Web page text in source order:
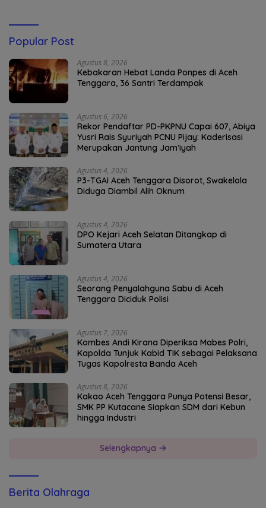
Popular Post
Agustus 8, 2026
Kebakaran Hebat Landa Ponpes di Aceh
Tenggara, 36 Santri Terdampak
Agustus 6, 2026
Rekor Pendaftar PD-PKPNU Capai 607, Abiya
Yusri Rais Syuriyah PCNU Pijay: Kaderisasi
Merupakan Jantung Jam’iyah
Agustus 4, 2026
P3-TGAI Aceh Tenggara Disorot, Swakelola
Diduga Diambil Alih Oknum
Agustus 4, 2026
DPO Kejari Aceh Selatan Ditangkap di
Sumatera Utara
Agustus 4, 2026
Seorang Penyalahguna Sabu di Aceh
Tenggara Diciduk Polisi
Agustus 7, 2026
Kombes Andi Kirana Diperiksa Mabes Polri,
Kapolda Tunjuk Kabid TIK sebagai Pelaksana
Tugas Kapolresta Banda Aceh
Agustus 8, 2026
Kakao Aceh Tenggara Punya Potensi Besar,
SMK PP Kutacane Siapkan SDM dari Kebun
hingga Industri
Selengkapnya
Berita Olahraga